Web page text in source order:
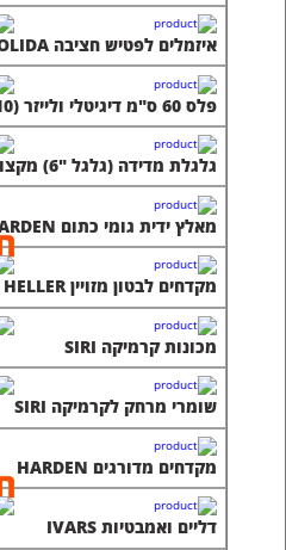
איזמלים לפטיש חציבה SOLIDA
פלס 60 ס"מ דיגיטלי ולייזר (10 מ') TOPEX
גלגלת מדידה (גלגל "6) מקצועי TOPEX
מאלץ ידית גומי כתום HARDEN
מקדחים לבטון מזויין HELLER
מכונות קרמיקה SIRI
שומרי מרחק לקרמיקה SIRI
מקדחים מדורגים HARDEN
דליים ואמבטיות IVARS